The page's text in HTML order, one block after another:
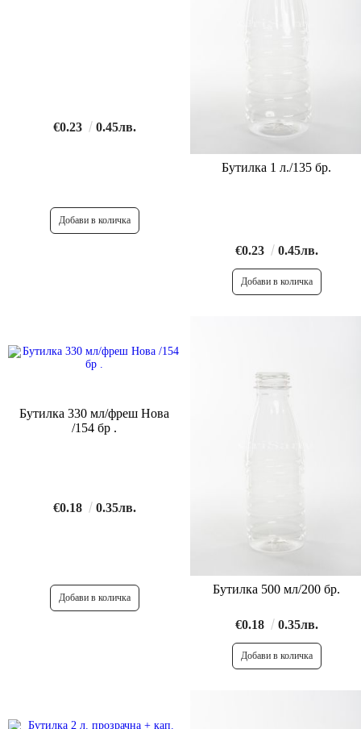
€0.23 0.45лв.
Бутилка 1 л./135 бр.
€0.23 0.45лв.
Бутилка 330 мл/фреш Нова
/154 бр .
€0.18 0.35лв.
Бутилка 500 мл/200 бр.
€0.18 0.35лв.